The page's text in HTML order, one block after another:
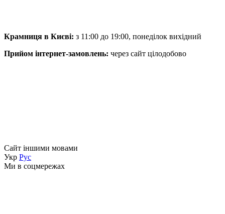
Крамниця в Києві: з 11:00 до 19:00, понеділок вихідний
Прийом інтернет-замовлень: через сайт цілодобово
Сайт іншими мовами
Укр Рус
Ми в соцмережах